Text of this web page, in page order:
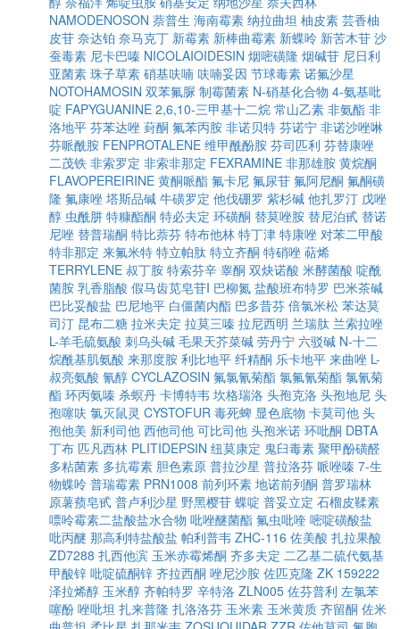
NAMODENOSON 萘普生 海南霉素 纳拉曲坦 柚皮素 芸香柚
皮苷 奈达铂 奈马克丁 新霉素 新棒曲霉素 新蝶呤 新苦木苷 沙
蚕毒素 尼卡巴嗪 NICOLAIOIDESIN 烟嘧磺隆 烟碱苷 尼日利
亚菌素 珠子草素 硝基呋喃 呋喃妥因 节球毒素 诺氟沙星
NOTOHAMOSIN 双苯氟脲 制霉菌素 N-硝基化合物 4-氨基吡
啶 FAPYGUANINE 2,6,10-三甲基十二烷 常山乙素 非氨酯 非
洛地平 芬苯达唑 葑酮 氟苯丙胺 非诺贝特 芬诺宁 非诺沙唑啉
芬哌酰胺 FENPROTALENE 维甲酰酚胺 芬司匹利 芬替康唑
二茂铁 非索罗定 非索非那定 FEXRAMINE 非那雄胺 黄烷酮
FLAVOPEREIRINE 黄酮哌酯 氟卡尼 氟尿苷 氟阿尼酮 氟酮磺
隆 氟康唑 塔斯品碱 牛磺罗定 他伐硼罗 紫杉碱 他扎罗汀 戊唑
醇 虫酰肼 特糠酯酮 特必夫定 环磺酮 替莫唑胺 替尼泊甙 替诺
尼唑 替普瑞酮 特比萘芬 特布他林 特丁津 特康唑 对苯二甲酸
特非那定 来氟米特 特立帕肽 特立齐酮 特硝唑 萜烯
TERRYLENE 叔丁胺 特索芬辛 睾酮 双炔诺酸 米酵菌酸 啶酰
菌胺 乳香脂酸 假马齿苋皂苷I 巴柳氮 盐酸班布特罗 巴米茶碱
巴比妥酸盐 巴尼地平 白僵菌内酯 巴多昔芬 倍氯米松 苯达莫
司汀 昆布二糖 拉米夫定 拉莫三嗪 拉尼西明 兰瑞肽 兰索拉唑
L-羊毛硫氨酸 刺乌头碱 毛果天芥菜碱 劳丹宁 六驳碱 N-十二
烷酰基肌氨酸 来那度胺 利比地平 纤精酮 乐卡地平 来曲唑 L-
叔亮氨酸 氰醇 CYCLAZOSIN 氟氯氰菊酯 氯氟氰菊酯 氯氰菊
酯 环丙氨嗪 杀螟丹 卡博特韦 坎格瑞洛 头孢克洛 头孢地尼 头
孢噻呋 氯灭鼠灵 CYSTOFUR 毒死蜱 显色底物 卡莫司他 头
孢他美 新利司他 西他司他 可比司他 头孢米诺 环吡酮 DBTA
丁布 匹凡西林 PLITIDEPSIN 纽莫康定 鬼臼毒素 聚甲酚磺醛
多粘菌素 多抗霉素 胆色素原 普拉沙星 普拉洛芬 哌唑嗪 7-生
物蝶呤 普瑞霉素 PRN1008 前列环素 地诺前列酮 普罗瑞林
原薯蓣皂甙 普卢利沙星 野黑樱苷 蝶啶 普妥立定 石榴皮鞣素
嘌呤霉素二盐酸盐水合物 吡唑醚菌酯 氟虫吡喹 嘧啶磺酸盐
吡丙醚 那高利特盐酸盐 帕利普韦 ZHC-116 佐美酸 扎拉果酸
ZD7288 扎西他滨 玉米赤霉烯酮 齐多夫定 二乙基二硫代氨基
甲酸锌 吡啶硫酮锌 齐拉西酮 唑尼沙胺 佐匹克隆 ZK 159222
泽拉烯醇 玉米醇 齐帕特罗 辛特洛 ZLN005 佐芬普利 左氯苯
噻酚 唑吡坦 扎来普隆 扎洛洛芬 玉米素 玉米黄质 齐留酮 佐米